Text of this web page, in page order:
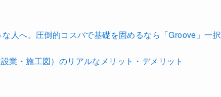
人へ。圧倒的コスパで基礎を固めるなら「Groove」一択
業・施工図）のリアルなメリット・デメリット